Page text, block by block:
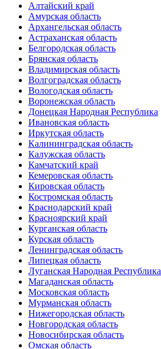
Алтайский край
Амурская область
Архангельская область
Астраханская область
Белгородская область
Брянская область
Владимирская область
Волгоградская область
Вологодская область
Воронежская область
Донецкая Народная Республика
Ивановская область
Иркутская область
Калининградская область
Калужская область
Камчатский край
Кемеровская область
Кировская область
Костромская область
Краснодарский край
Красноярский край
Курганская область
Курская область
Ленинградская область
Липецкая область
Луганская Народная Республика
Магаданская область
Московская область
Мурманская область
Нижегородская область
Новгородская область
Новосибирская область
Омская область